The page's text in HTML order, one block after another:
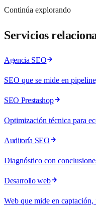
Continúa explorando
Servicios
Agencia SEO
SEO que se mide en
SEO Prestashop
Optimización técnica para
Auditoría SEO
Diagnóstico con
Desarrollo web
Web que mide en captación,